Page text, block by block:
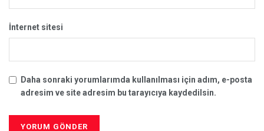
İnternet sitesi
Daha sonraki yorumlarımda kullanılması için adım, e-posta
adresim ve site adresim bu tarayıcıya kaydedilsin.